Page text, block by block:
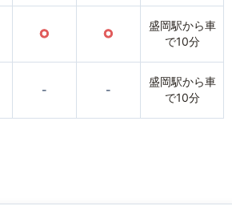
○ ○
盛岡駅から車
で10分
- -
盛岡駅から車
で10分